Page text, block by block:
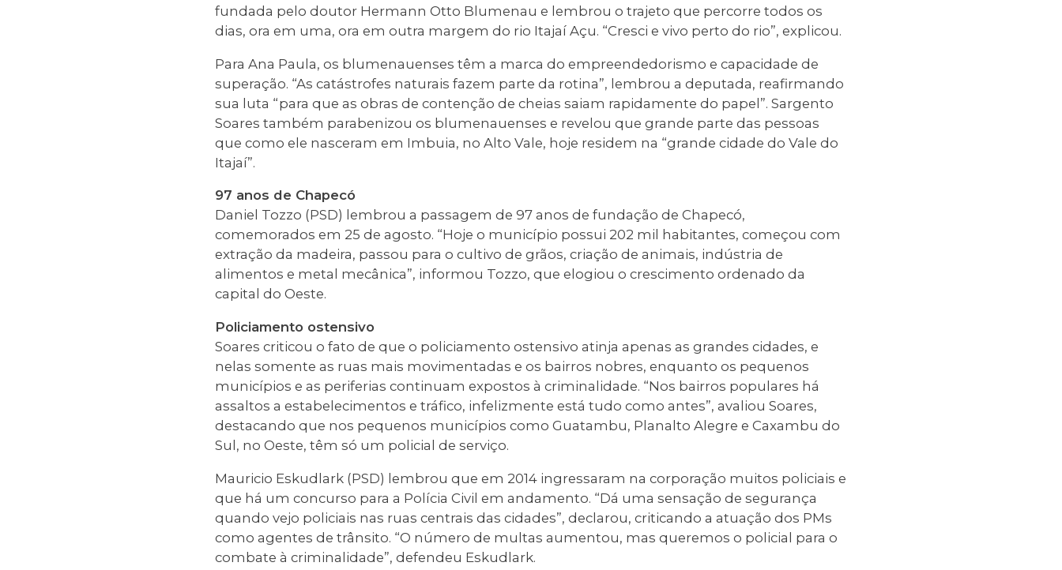
fundada pelo doutor Hermann Otto Blumenau e lembrou o trajeto que percorre todos os
dias, ora em uma, ora em outra margem do rio Itajaí Açu. “Cresci e vivo perto do rio”, explicou.
Para Ana Paula, os blumenauenses têm a marca do empreendedorismo e capacidade de
superação. “As catástrofes naturais fazem parte da rotina”, lembrou a deputada, reafirmando
sua luta “para que as obras de contenção de cheias saiam rapidamente do papel”. Sargento
Soares também parabenizou os blumenauenses e revelou que grande parte das pessoas
que como ele nasceram em Imbuia, no Alto Vale, hoje residem na “grande cidade do Vale do
Itajaí”.
97 anos de Chapecó
Daniel Tozzo (PSD) lembrou a passagem de 97 anos de fundação de Chapecó,
comemorados em 25 de agosto. “Hoje o município possui 202 mil habitantes, começou com
extração da madeira, passou para o cultivo de grãos, criação de animais, indústria de
alimentos e metal mecânica”, informou Tozzo, que elogiou o crescimento ordenado da
capital do Oeste.
Policiamento ostensivo
Soares criticou o fato de que o policiamento ostensivo atinja apenas as grandes cidades, e
nelas somente as ruas mais movimentadas e os bairros nobres, enquanto os pequenos
municípios e as periferias continuam expostos à criminalidade. “Nos bairros populares há
assaltos a estabelecimentos e tráfico, infelizmente está tudo como antes”, avaliou Soares,
destacando que nos pequenos municípios como Guatambu, Planalto Alegre e Caxambu do
Sul, no Oeste, têm só um policial de serviço.
Mauricio Eskudlark (PSD) lembrou que em 2014 ingressaram na corporação muitos policiais e
que há um concurso para a Polícia Civil em andamento. “Dá uma sensação de segurança
quando vejo policiais nas ruas centrais das cidades”, declarou, criticando a atuação dos PMs
como agentes de trânsito. “O número de multas aumentou, mas queremos o policial para o
combate à criminalidade”, defendeu Eskudlark.